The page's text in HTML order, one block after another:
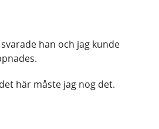
han och jag kunde
här måste jag nog det.